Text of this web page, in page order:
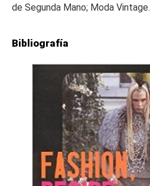
de Segunda Mano; Moda Vintage.
Bibliografía